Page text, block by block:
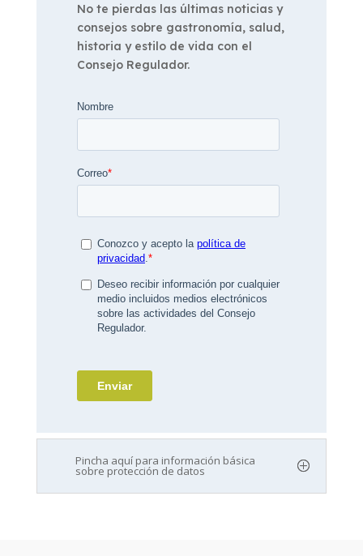
No te pierdas las últimas noticias y
consejos sobre gastronomía, salud,
historia y estilo de vida con el
Consejo Regulador.
Pincha aquí para información básica
sobre protección de datos